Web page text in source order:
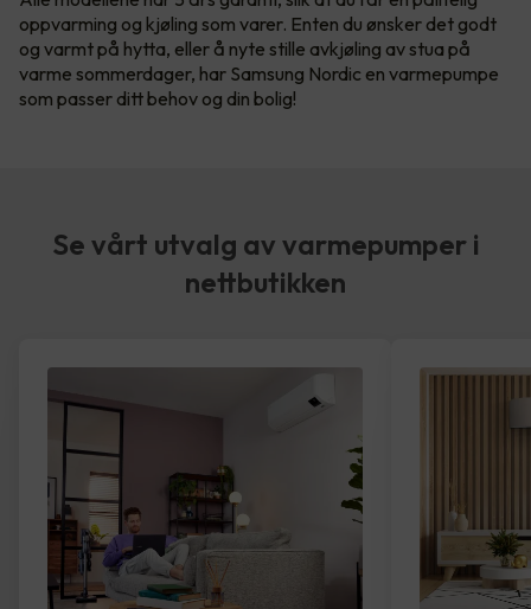
oppvarming og kjøling som varer. Enten du ønsker det godt
og varmt på hytta, eller å nyte stille avkjøling av stua på
varme sommerdager, har Samsung Nordic en varmepumpe
som passer ditt behov og din bolig!
Se vårt utvalg av varmepumper i
nettbutikken